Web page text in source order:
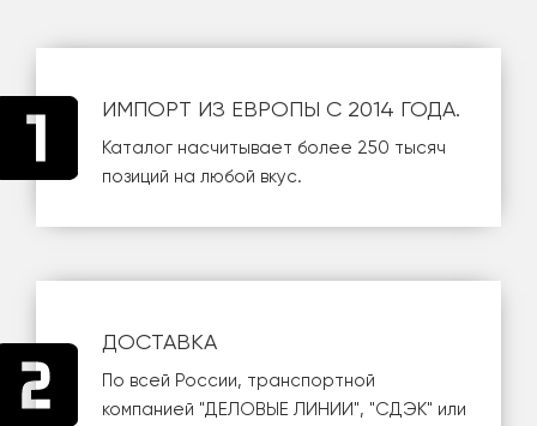
ИМПОРТ ИЗ ЕВРОПЫ С 2014 ГОДА.
Каталог насчитывает более 250 тысяч
позиций на любой вкус.
ДОСТАВКА
По всей России, транспортной
компанией "ДЕЛОВЫЕ ЛИНИИ", "СДЭК" или